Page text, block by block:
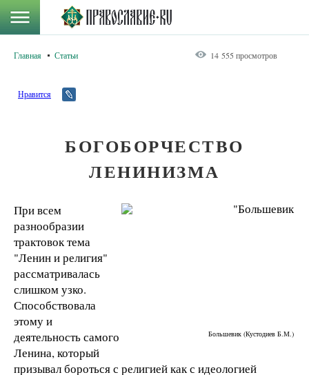
Главная Статьи 14 555 просмотров
Нравится
БОГОБОРЧЕСТВО
ЛЕНИНИЗМА
Большевик (Кустодиев Б.М.)
При всем
разнообразии
трактовок тема
"Ленин и религия"
рассматривалась
слишком узко.
Способствовала
этому и
деятельность самого
Ленина, который
призывал бороться с религией как с идеологией